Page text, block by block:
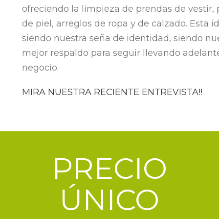
ofreciendo la limpieza de prendas de vestir,
de piel, arreglos de ropa y de calzado. Esta
siendo nuestra seña de identidad, siendo
mejor respaldo para seguir llevando
negocio.
MIRA NUESTRA RECIENTE ENTREVISTA!!
PRECIO
ÚNICO